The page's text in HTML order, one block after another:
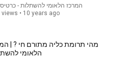
המרכז הלאומי להשתלות -
views • 10 years ago
מהי תרומת כליה מתורם חי ? |
הלאומי